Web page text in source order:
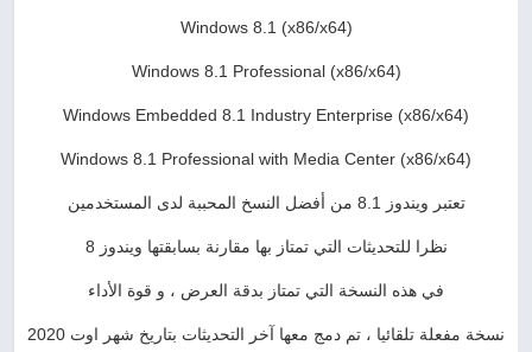
Windows 8.1 (x86/x64)
Windows 8.1 Professional (x86/x64)
Windows Embedded 8.1 Industry Enterprise (x86/x64)
Windows 8.1 Professional with Media Center (x86/x64)
تعتبر ويندوز 8.1 من أفضل النسخ المحببة لدى المستخدمين
نظرا للتحديثات التي تمتاز بها مقارنة بسابقتها ويندوز 8
في هذه النسخة التي تمتاز بدقة العرض ، و قوة الأداء
نسخة مفعلة تلقائيا ، تم دمج معها آخر التحديثات بتاريخ شهر اوت 2020